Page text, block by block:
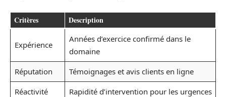
Critères Description
Expérience
Années d’exercice confirmé dans le
domaine
Réputation
Témoignages et avis clients en ligne
Réactivité
Rapidité d’intervention pour les urgences